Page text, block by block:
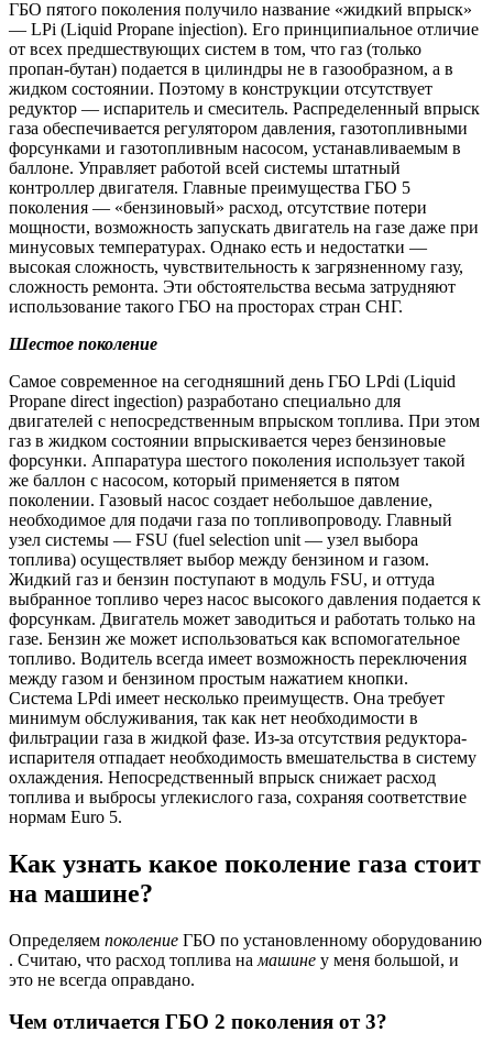
ГБО пятого поколения получило название «жидкий впрыск»
— LPi (Liquid Propane injection). Его принципиальное отличие
от всех предшествующих систем в том, что газ (только
пропан-бутан) подается в цилиндры не в газообразном, а в
жидком состоянии. Поэтому в конструкции отсутствует
редуктор — испаритель и смеситель. Распределенный впрыск
газа обеспечивается регулятором давления, газотопливными
форсунками и газотопливным насосом, устанавливаемым в
баллоне. Управляет работой всей системы штатный
контроллер двигателя. Главные преимущества ГБО 5
поколения — «бензиновый» расход, отсутствие потери
мощности, возможность запускать двигатель на газе даже при
минусовых температурах. Однако есть и недостатки —
высокая сложность, чувствительность к загрязненному газу,
сложность ремонта. Эти обстоятельства весьма затрудняют
использование такого ГБО на просторах стран СНГ.
Шестое поколение
Самое современное на сегодняшний день ГБО LPdi (Liquid
Propane direct ingection) разработано специально для
двигателей с непосредственным впрыском топлива. При этом
газ в жидком состоянии впрыскивается через бензиновые
форсунки. Аппаратура шестого поколения использует такой
же баллон с насосом, который применяется в пятом
поколении. Газовый насос создает небольшое давление,
необходимое для подачи газа по топливопроводу. Главный
узел системы — FSU (fuel selection unit — узел выбора
топлива) осуществляет выбор между бензином и газом.
Жидкий газ и бензин поступают в модуль FSU, и оттуда
выбранное топливо через насос высокого давления подается к
форсункам. Двигатель может заводиться и работать только на
газе. Бензин же может использоваться как вспомогательное
топливо. Водитель всегда имеет возможность переключения
между газом и бензином простым нажатием кнопки.
Система LPdi имеет несколько преимуществ. Она требует
минимум обслуживания, так как нет необходимости в
фильтрации газа в жидкой фазе. Из-за отсутствия редуктора-
испарителя отпадает необходимость вмешательства в систему
охлаждения. Непосредственный впрыск снижает расход
топлива и выбросы углекислого газа, сохраняя соответствие
нормам Euro 5.
Как узнать какое поколение газа стоит
на машине?
Определяем поколение ГБО по установленному оборудованию
. Считаю, что расход топлива на машине у меня большой, и
это не всегда оправдано.
Чем отличается ГБО 2 поколения от 3?